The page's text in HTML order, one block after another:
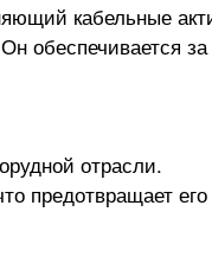
кабельные
обеспечивается за
отрасли.
предотвращает его